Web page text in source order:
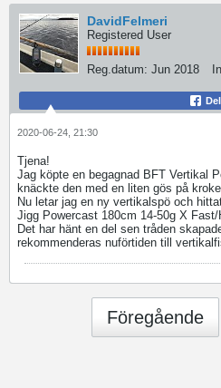
DavidFelmeri
Registered User
Reg.datum: Jun 2018
2020-06-24, 21:30
Tjena!
Jag köpte en begagnad BFT Vertikal
knäckte den med en liten gös på
Nu letar jag en ny vertikalspö och
Jigg Powercast 180cm 14-50g X
Det har hänt en del sen tråden
rekommenderas nuförtiden till
Föregående